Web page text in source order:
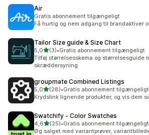
Air
Gratis abonnement tilgængeligt
Få hurtig og nem adgang til brandaktiver
Tailor Size guide & Size Chart
5,0ud af 5 stjerner
(3)
3 anmeldelser i alt
•Gratis abonnement tilgængeligt
Tilføj størrelsesskema og størrelsesguide
skræddersyning
groupmate Combined Listings
5,0ud af 5 stjerner
(28)
28 anmeldelser i alt
•Gratis abonnement tilgængeligt
Krydslink lignende produkter, og vis dem
Swatchify ‑ Color Swatches
4,6ud af 5 stjerner
(25)
25 anmeldelser i alt
•Gratis abonnement tilgængeligt
Øg salget med variantprøver,